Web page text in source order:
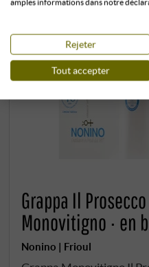
Grappa Il
Monovitigno · en
Nonino | Frioul
amples informations dans notre
Rejeter
Tout accepter